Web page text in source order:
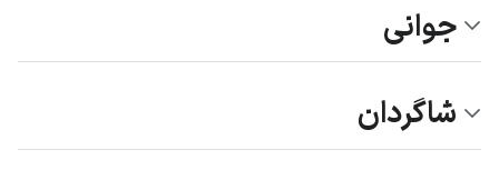
جوانی
شاگردان